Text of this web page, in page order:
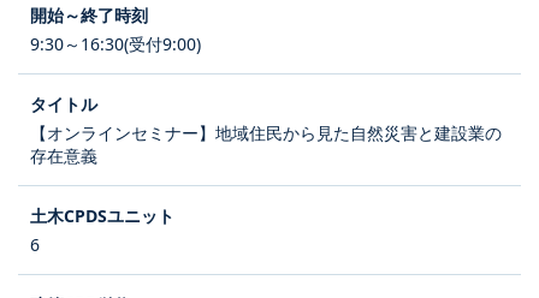
9:30～16:30(受付9:00)
【オンラインセミナー】地域住民から見た自然災害と建設業の
存在意義
6